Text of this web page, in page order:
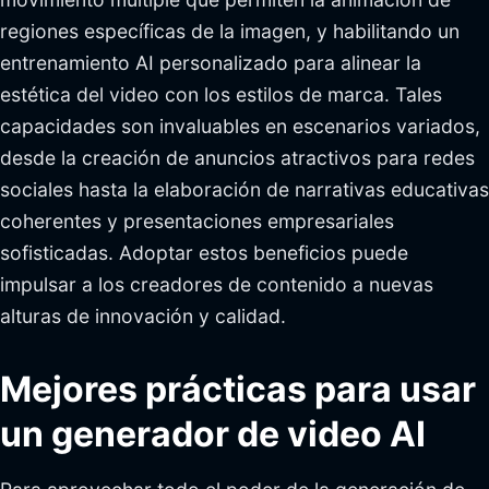
regiones específicas de la imagen, y habilitando un
entrenamiento AI personalizado para alinear la
estética del video con los estilos de marca. Tales
capacidades son invaluables en escenarios variados,
desde la creación de anuncios atractivos para redes
sociales hasta la elaboración de narrativas educativas
coherentes y presentaciones empresariales
sofisticadas. Adoptar estos beneficios puede
impulsar a los creadores de contenido a nuevas
alturas de innovación y calidad.
Mejores prácticas para usar
un generador de video AI